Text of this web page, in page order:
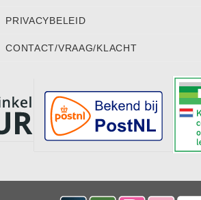
PRIVACYBELEID
CONTACT/VRAAG/KLACHT